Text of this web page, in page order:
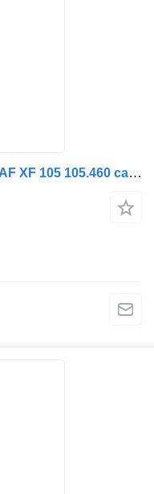
Paccar MX 340 S2 motor para DAF XF 105 105.460 cabeza tractora